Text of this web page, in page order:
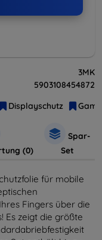
3MK
5903108454872
Displayschutz
(0)
Spar-
Set
für mobile
Fingers über die
Es zeigt die größte